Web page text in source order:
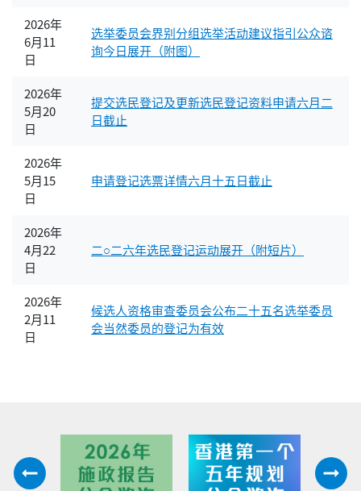
2026年
6月11
日
选举委员会界别分组选举活动建议指引公众谘
询今日展开（附图）
2026年
5月20
日
提交选民登记及更新选民登记资料申请六月二
日截止
2026年
5月15
日
申请登记选票详情六月十五日截止
2026年
4月22
日
二○二六年选民登记运动展开（附短片）
2026年
2月11
日
候选人资格审查委员会公布二十五名选举委员
会当然委员的登记为有效